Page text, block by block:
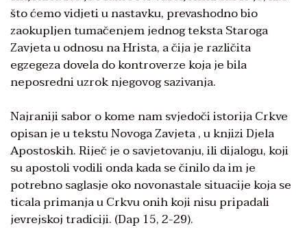
što ćemo vidjeti u nastavku, prevashodno bio
zaokupljen tumačenjem jednog teksta Staroga
Zavjeta u odnosu na Hrista, a čija je različita
egzegeza dovela do kontroverze koja je bila
neposredni uzrok njegovog sazivanja.
Najraniji sabor o kome nam svjedoči istorija Crkve
opisan je u tekstu Novoga Zavjeta , u knjizi Djela
Apostoskih. Riječ je o savjetovanju, ili dijalogu, koji
su apostoli vodili onda kada se činilo da im je
potrebno saglasje oko novonastale situacije koja se
ticala primanja u Crkvu onih koji nisu pripadali
jevrejskoj tradiciji. (Dap 15, 2-29).